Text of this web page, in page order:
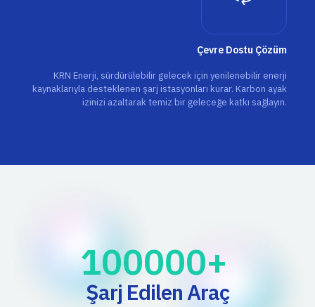
Çevre Dostu Çözüm
KRN Enerji, sürdürülebilir gelecek için yenilenebilir enerji
kaynaklarıyla desteklenen şarj istasyonları kurar. Karbon ayak
izinizi azaltarak temiz bir geleceğe katkı sağlayın.
100000+
Şarj Edilen Araç